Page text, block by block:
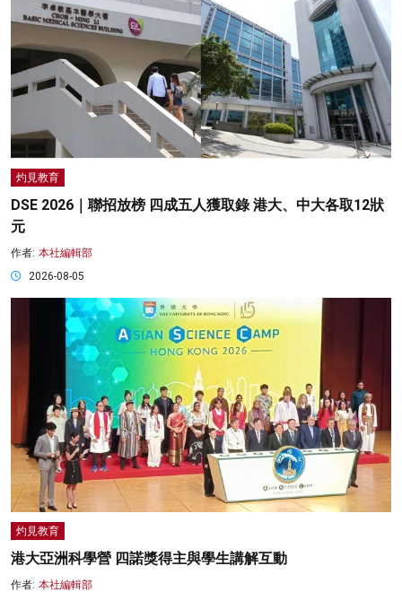
灼見教育
DSE 2026｜聯招放榜 四成五人獲取錄 港大、中大各取12狀
元
作者: 本社編輯部
2026-08-05
灼見教育
港大亞洲科學營 四諾獎得主與學生講解互動
作者: 本社編輯部